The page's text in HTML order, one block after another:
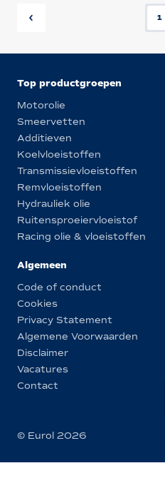
1
Top productgroepen
Motorolie
Smeervetten
Additieven
Koelvloeistoffen
Transmissievloeistoffen
Remvloeistoffen
Hydrauliek olie
Ruitensproeiervloeistof
Racing olie & vloeistoffen
Algemeen
Code of conduct
Cookies
Privacy Statement
Algemene Voorwaarden
Disclaimer
Vacatures
Contact
© Eurol 2026